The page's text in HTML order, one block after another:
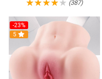
(387)
-23%
5